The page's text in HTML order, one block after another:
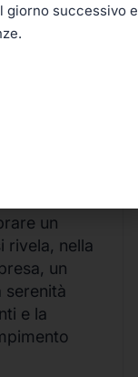
Codice
un
rivela, nella
un
serenità
e la
successivo